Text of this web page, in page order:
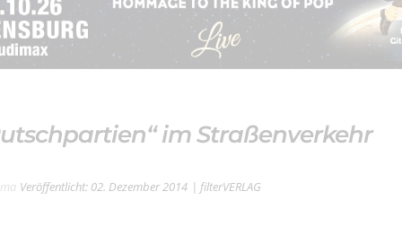
im Straßenverkehr
Veröffentlicht: 02. Dezember 2014 | filterVERLAG